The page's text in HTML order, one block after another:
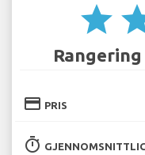
star
credit_card PRIS
timer